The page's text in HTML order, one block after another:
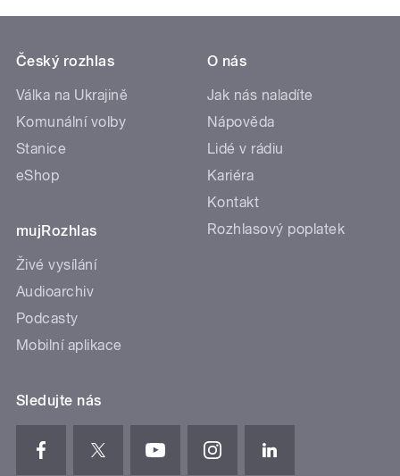
Český rozhlas
Válka na Ukrajině
Komunální volby
Stanice
eShop
mujRozhlas
Živé vysílání
Audioarchiv
Podcasty
Mobilní aplikace
O nás
Jak nás naladíte
Nápověda
Lidé v rádiu
Kariéra
Kontakt
Rozhlasový poplatek
Sledujte nás